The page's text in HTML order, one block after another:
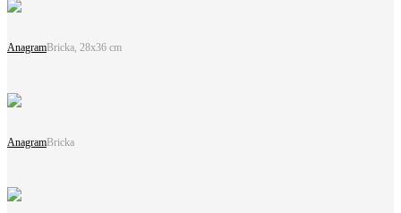
AnagramBricka, 28x36 cm
AnagramBricka